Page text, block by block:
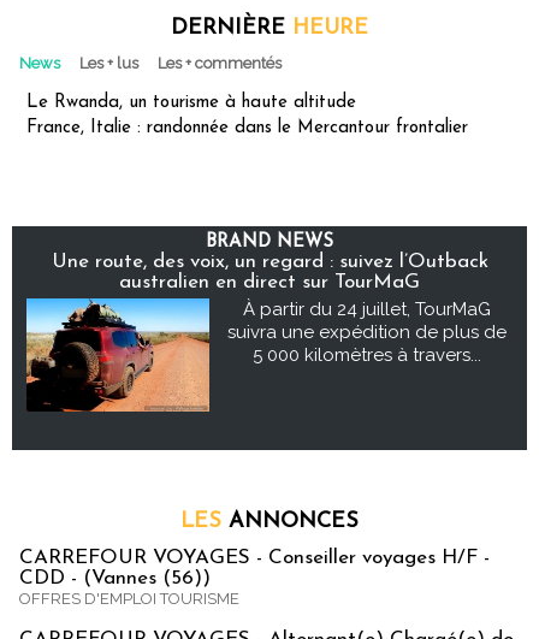
DERNIÈRE HEURE
News Les + lus Les + commentés
Le Rwanda, un tourisme à haute altitude
France, Italie : randonnée dans le Mercantour frontalier
BRAND NEWS
Une route, des voix, un regard : suivez l’Outback
australien en direct sur TourMaG
À partir du 24 juillet, TourMaG
suivra une expédition de plus de
5 000 kilomètres à travers...
LES ANNONCES
CARREFOUR VOYAGES - Conseiller voyages H/F -
CDD - (Vannes (56))
OFFRES D'EMPLOI TOURISME